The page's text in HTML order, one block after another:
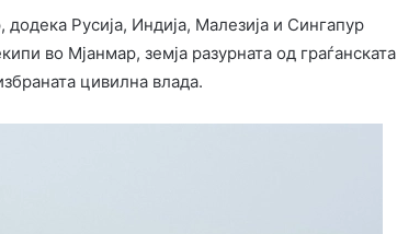
Русија, Индија, Малезија и Сингапур
во Мјанмар, земја разурната од граѓанската
цивилна влада.